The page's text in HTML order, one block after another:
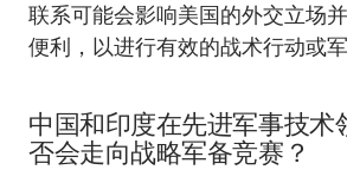
联系可能会影响美国的外交立场
便利，以进行有效的战术行动或军
中国和印度在先进军事技术
否会走向战略军备竞赛？